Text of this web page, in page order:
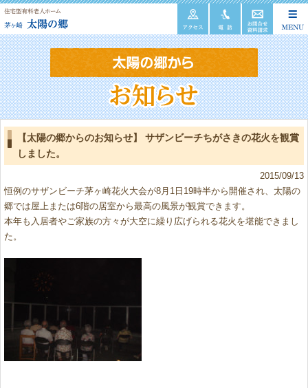
【太陽の郷からのお知らせ】 サザンビーチちがさきの花火を観賞
しました。
2015/09/13
恒例のサザンビーチ茅ヶ崎花火大会が8月1日19時半から開催され、太陽の
郷では屋上または6階の居室から最高の風景が観賞できます。
本年も入居者やご家族の方々が大空に繰り広げられる花火を堪能できまし
た。